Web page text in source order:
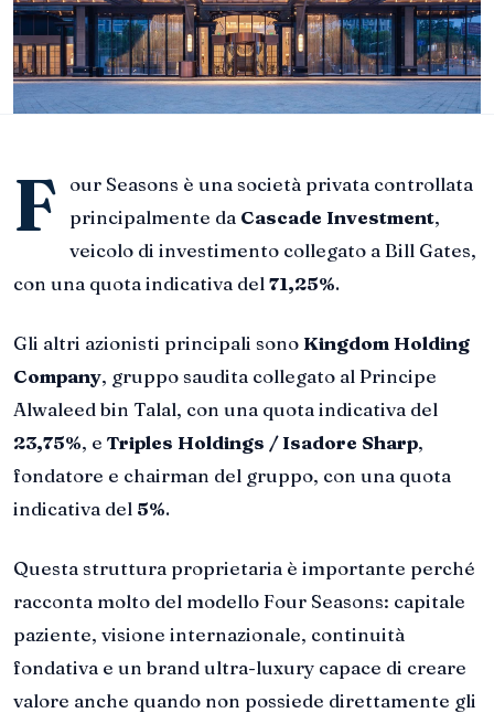
F
our Seasons è una società privata controllata
principalmente da Cascade Investment,
veicolo di investimento collegato a Bill Gates,
con una quota indicativa del71,25%.
Gli altri azionisti principali sonoKingdom Holding
Company, gruppo saudita collegato al Principe
Alwaleed bin Talal, con una quota indicativa del
23,75%, e Triples Holdings / Isadore Sharp,
fondatore e chairman del gruppo, con una quota
indicativa del 5%.
Questa struttura proprietaria è importante perché
racconta molto del modello Four Seasons: capitale
paziente, visione internazionale, continuità
fondativa e un brand ultra-luxury capace di creare
valore anche quando non possiede direttamente gli